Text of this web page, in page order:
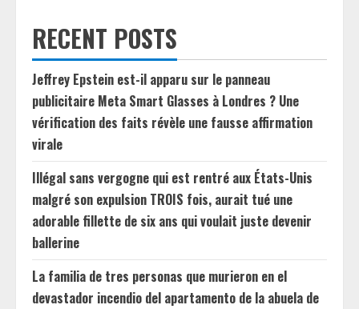
RECENT POSTS
Jeffrey Epstein est-il apparu sur le panneau
publicitaire Meta Smart Glasses à Londres ? Une
vérification des faits révèle une fausse affirmation
virale
Illégal sans vergogne qui est rentré aux États-Unis
malgré son expulsion TROIS fois, aurait tué une
adorable fillette de six ans qui voulait juste devenir
ballerine
La familia de tres personas que murieron en el
devastador incendio del apartamento de la abuela de